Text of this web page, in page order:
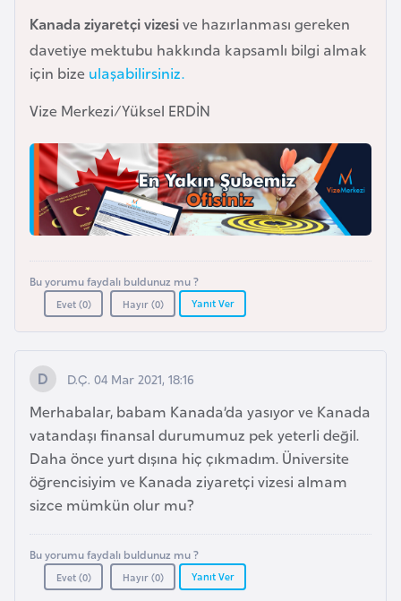
Kanada ziyaretçi vizesive hazırlanması gereken
davetiye mektubu hakkında kapsamlı bilgi almak
için bize ulaşabilirsiniz.
Vize Merkezi/Yüksel ERDİN
Bu yorumu faydalı buldunuz mu ?
Evet (0) Hayır (0) Yanıt Ver
D.Ç. 04 Mar 2021, 18:16
Merhabalar, babam Kanada’da yasıyor ve Kanada
vatandaşı finansal durumumuz pek yeterli değil.
Daha önce yurt dışına hiç çıkmadım. Üniversite
öğrencisiyim ve Kanada ziyaretçi vizesi almam
sizce mümkün olur mu?
Bu yorumu faydalı buldunuz mu ?
Evet (0) Hayır (0) Yanıt Ver
B
o
n
s
k
B
u
l
g
a
r
i
s
t
a
n